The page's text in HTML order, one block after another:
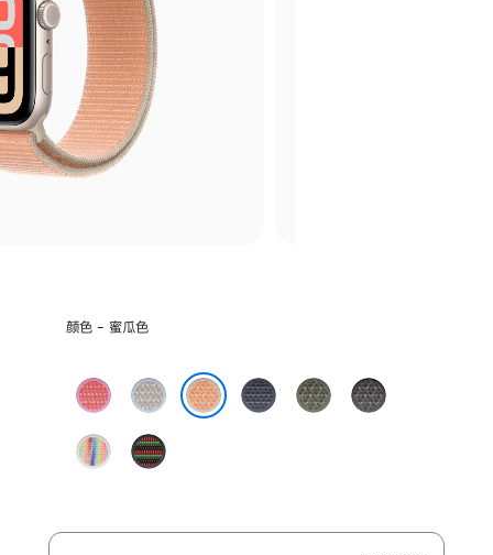
选
色:
颜色 - 蜜瓜色
亮
番
石
榴
雾
蓝
色
铁
锚
苍
林
深
灰
彩
虹
Black
Unity
结